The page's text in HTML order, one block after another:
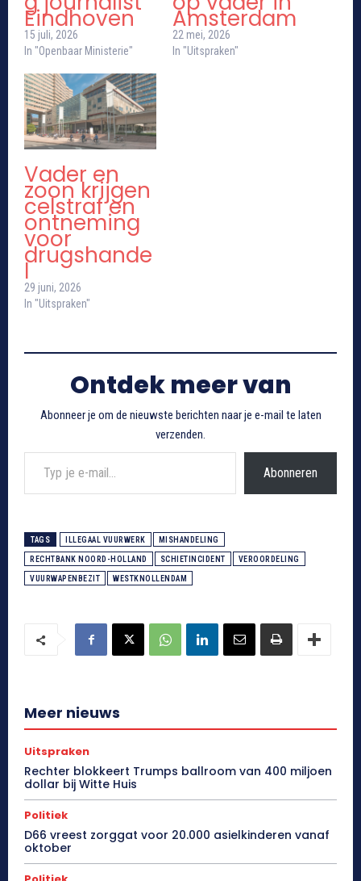
Eindhoven
15 juli, 2026
In "Openbaar Ministerie"
Amsterdam
22 mei, 2026
In "Uitspraken"
Vader en
zoon krijgen
celstraf en
ontneming
voor
drugshande
l
29 juni, 2026
In "Uitspraken"
Ontdek meer van
Abonneer je om de nieuwste berichten naar je e-mail te laten
verzenden.
Typ je e-mail...
Abonneren
TAGS ILLEGAAL VUURWERK MISHANDELING
RECHTBANK NOORD-HOLLAND SCHIETINCIDENT VEROORDELING
VUURWAPENBEZIT WESTKNOLLENDAM
Meer nieuws
Uitspraken
Rechter blokkeert Trumps ballroom van 400 miljoen
dollar bij Witte Huis
Politiek
D66 vreest zorggat voor 20.000 asielkinderen vanaf
oktober